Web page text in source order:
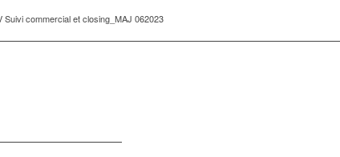
Suivi commercial et closing_MAJ 062023